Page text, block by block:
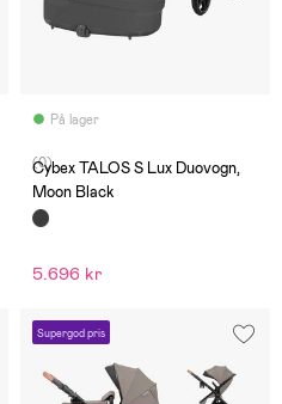
På lager
(0)
Cybex TALOS S Lux Duovogn,
Moon Black
5.696 kr
Supergod pris